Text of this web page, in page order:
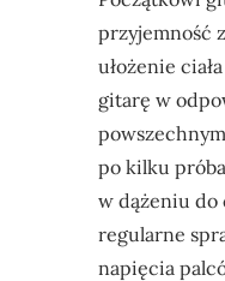
przyjemność
ułożenie
gitarę w
po kilku
w dążeniu do
regularne
napięcia